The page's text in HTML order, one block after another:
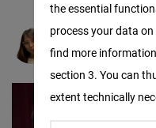
the essential
process your data
find more
section 3. You can
extent technically
Facebook
Embed
Twitter
Embed